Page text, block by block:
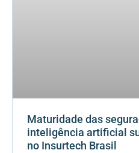
Maturidade das
inteligência artificial
no Insurtech Brasil